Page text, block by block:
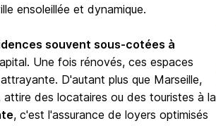
ensoleillée et dynamique.
souvent sous-cotées à
Une fois rénovés, ces espaces
D'autant plus que Marseille,
des locataires ou des touristes à la
, c'est l'assurance de loyers optimisés